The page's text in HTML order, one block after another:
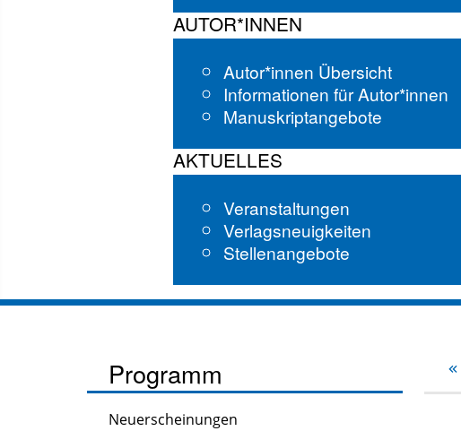
AUTOR*INNEN
Autor*innen Übersicht
Informationen für Autor*innen
Manuskriptangebote
AKTUELLES
Veranstaltungen
Verlagsneuigkeiten
Stellenangebote
Programm
Neuerscheinungen